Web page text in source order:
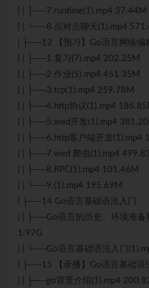
| | ├──7.runtime(1).mp4 37.44M
| | └──8.点对点聊天(1).mp4
| ├──12 【预习】Go语言网络编
| | ├──1.复习(7).mp4 202.25M
| | ├──2.作业(5).mp4 451.35M
| | ├──3.tcp(1).mp4 259.78M
| | ├──4.http协议(1).mp4
| | ├──5.wed开发(1).mp4
| | ├──6.http客户端开发(1).mp4
| | ├──7.wed 爬虫(1).mp4
| | ├──8.RPC(1).mp4 101.46M
| | └──9.(1).mp4 195.69M
| ├──14 Go语言基础语法入门
| | ├──Go语言的历史、环境准备
1.97G
| | └──Go语言基础语法入门
| ├──15 【录播】Go语言基础语
| | ├──go背景介绍(1).mp4